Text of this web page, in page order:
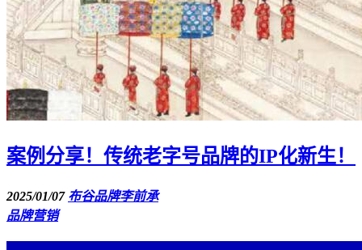
案例分享！传统老字号品牌的IP化新生！
2025/01/07 布谷品牌李前承
品牌营销